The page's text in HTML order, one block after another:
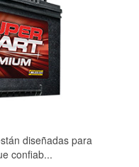
diseñadas para
confiab...